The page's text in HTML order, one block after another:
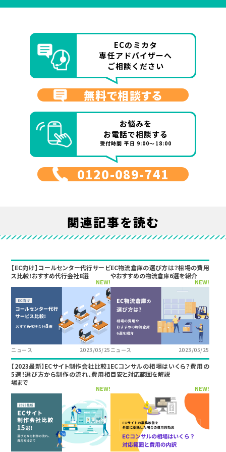
ECのミカタ
専任アドバイザーへ
ご相談ください
無料で相談する
お悩みを
お電話で相談する
受付時間 平日 9:00～18:00
0120-089-741
関連記事を読む
【EC向け】コールセンター代行サービ
ス比較！おすすめ代行会社8選
NEW!
ニュース 2023/05/25
EC物流倉庫の選び方は？相場の費用
やおすすめの物流倉庫6選を紹介
NEW!
ニュース 2023/05/25
【2023最新】ECサイト制作会社比較1
5選！選び方から制作の流れ、費用相
場まで
NEW!
ECコンサルの相場はいくら？費用の
目安と対応範囲を解説
NEW!